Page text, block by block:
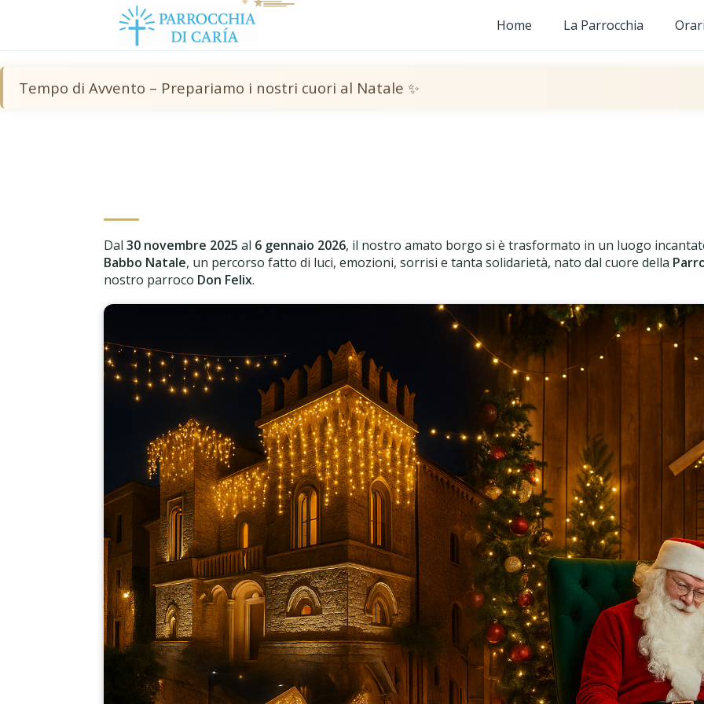
Home La Parrocchia
Tempo di Avvento – Prepariamo i nostri cuori al Natale ✨
Dal 30 novembre 2025 al 6 gennaio 2026, il nostro amato borgo si è trasformato in un luogo
Babbo Natale, un percorso fatto di luci, emozioni, sorrisi e tanta solidarietà, nato dal cuore della
nostro parroco Don Felix.
❄